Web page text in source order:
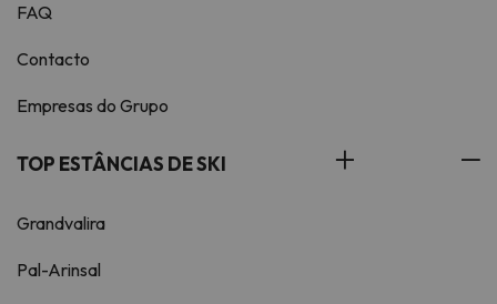
FAQ
Contacto
Empresas do Grupo
TOP ESTÂNCIAS DE SKI
Grandvalira
Pal-Arinsal